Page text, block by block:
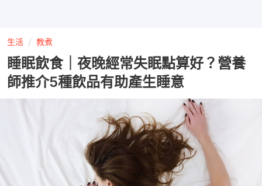
生活 教煮
睡眠飲食｜夜晚經常失眠點算好？營養
師推介5種飲品有助產生睡意